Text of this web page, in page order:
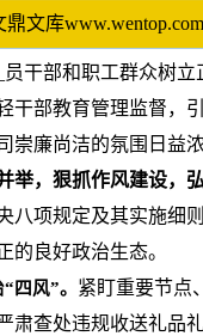
文库
干部和职工群众树
干部教育管理监督，
崇廉尚洁的氛围日益
举，狠抓作风建设，
八项规定及其实施细
的良好政治生态。
四风”。 紧盯重要节点
肃查处违规收送礼品